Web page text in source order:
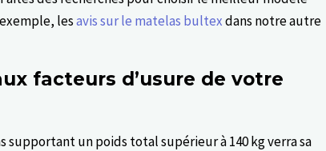
lesavis sur le matelas bultexdans notre autre
facteurs d’usure de votre
supportant un poids total supérieur à 140 kg verra sa